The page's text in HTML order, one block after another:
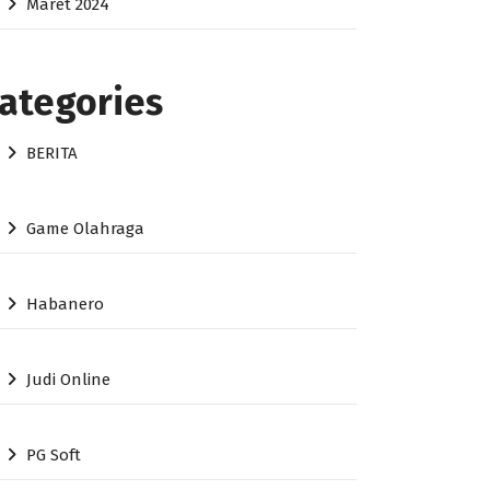
Maret 2024
BERITA
Game Olahraga
Habanero
Judi Online
PG Soft